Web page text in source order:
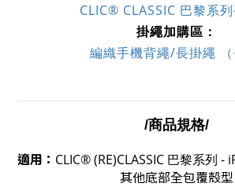
CLIC® CLASSIC 巴黎系
掛繩加購區：
編織手機背繩/長掛繩 （
/商品規格/
適用： CLIC® (RE)CLASSIC 巴黎系列 -
其他底部全包覆殼型